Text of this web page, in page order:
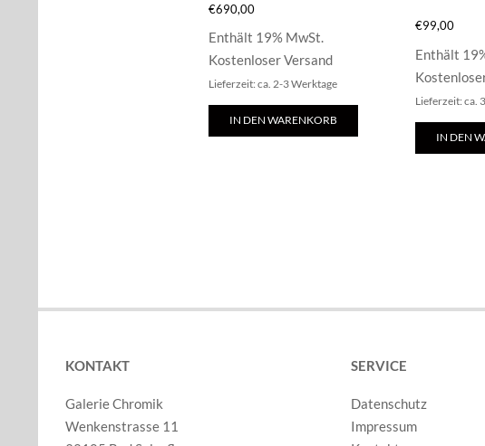
€690,00
Enthält 19% MwSt.
Kostenloser Versand
Lieferzeit: ca. 2-3 Werktage
IN DEN WARENKORB
€99,00
Enthält
Lieferzeit: ca.
IN DEN
KONTAKT
Galerie Chromik
Wenkenstrasse 11
SERVICE
Datenschutz
Impressum